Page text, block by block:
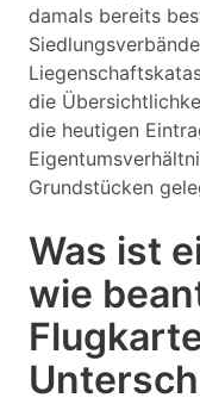
damals bereits
die
die heutigen
Grundstücken
Was ist
wie